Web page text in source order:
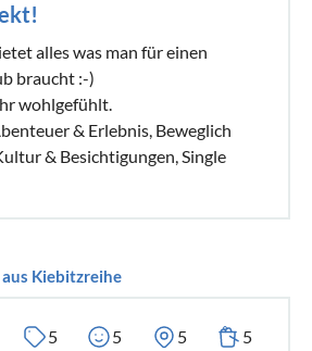
alles was man für einen
braucht :-)
wohlgefühlt.
& Erlebnis, Beweglich
& Besichtigungen, Single
aus Kiebitzreihe
5 5 5 5